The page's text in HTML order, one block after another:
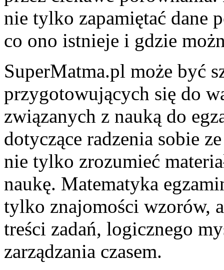
nie tylko zapamiętać dane
co ono istnieje i gdzie
SuperMatma.pl może być
przygotowujących się do
związanych z nauką do
dotyczące radzenia sobie
nie tylko zrozumieć
naukę. Matematyka
tylko znajomości wzorów,
treści zadań, logicznego
zarządzania czasem.